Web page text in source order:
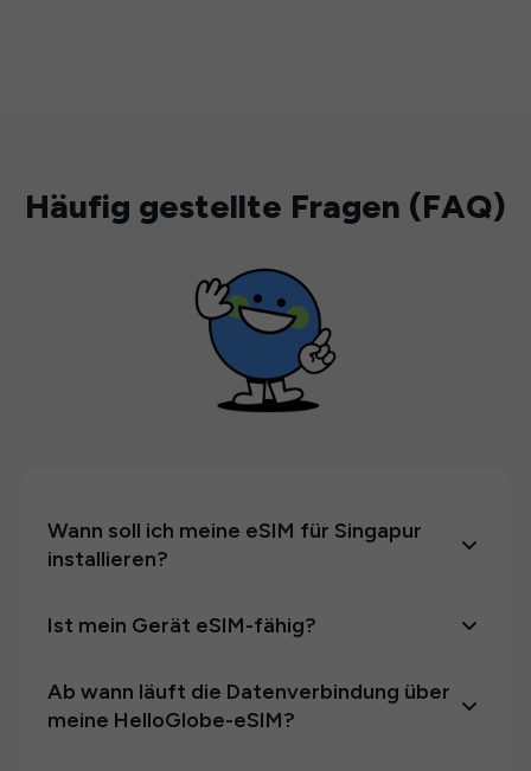
Häufig gestellte Fragen (FAQ)
Wann soll ich meine eSIM für Singapur
installieren?
Ist mein Gerät eSIM-fähig?
Ab wann läuft die Datenverbindung über
meine HelloGlobe-eSIM?